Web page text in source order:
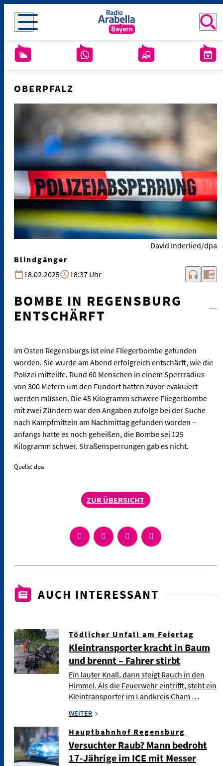
OBERPFALZ
David Inderlied/dpa
Blindgänger
18.02.2025
18:37 Uhr headphones chrome_reader_mode
BOMBE IN REGENSBURG
ENTSCHÄRFT
Im Osten Regensburgs ist eine Fliegerbombe gefunden
worden. Sie wurde am Abend erfolgreich entschärft, wie die
Polizei mitteilte. Rund 60 Menschen in einem Sperrradius
von 300 Metern um den Fundort hatten zuvor evakuiert
werden müssen. Die 45 Kilogramm schwere Fliegerbombe
mit zwei Zündern war den Angaben zufolge bei der Suche
nach Kampfmitteln am Nachmittag gefunden worden –
anfangs hatte es noch geheißen, die Bombe sei 125
Kilogramm schwer. Straßensperrungen gab es nicht.
Quelle: dpa
ZUR ÜBERSICHT
AUCH INTERESSANT
Tödlicher Unfall am Feiertag
Kleintransporter kracht in Baum
und brennt – Fahrer stirbt
Ein lauter Knall, dann steigt Rauch in den
Himmel. Als die Feuerwehr eintrifft, steht ein
Kleintransporter im Landkreis Cham …
WEITER
Hauptbahnhof Regensburg
Versuchter Raub? Mann bedroht
17-Jährige im ICE mit Messer